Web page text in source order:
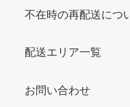
不在時の再配送につ
配送エリア一覧
お問い合わせ